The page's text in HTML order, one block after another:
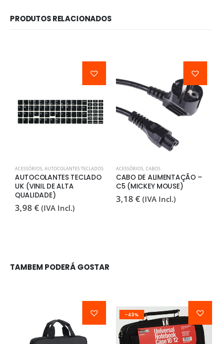
PRODUTOS RELACIONADOS
ACESSÓRIOS, AUTOCOLANTES TECLADOS
AUTOCOLANTES TECLADO
UK (VINIL DE ALTA
QUALIDADE)
3,98 € (IVA Incl.)
ACESSÓRIOS, CABOS
CABO DE ALIMENTAÇÃO –
C5 (MICKEY MOUSE)
3,18 € (IVA Incl.)
TAMBEM PODERÁ GOSTAR
-43%